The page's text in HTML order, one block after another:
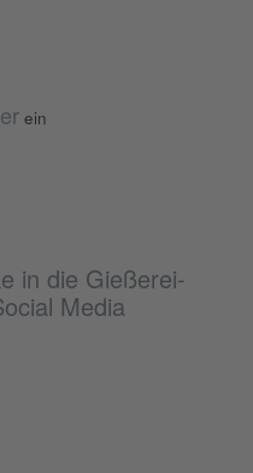
ein
in die Gießerei-
Media